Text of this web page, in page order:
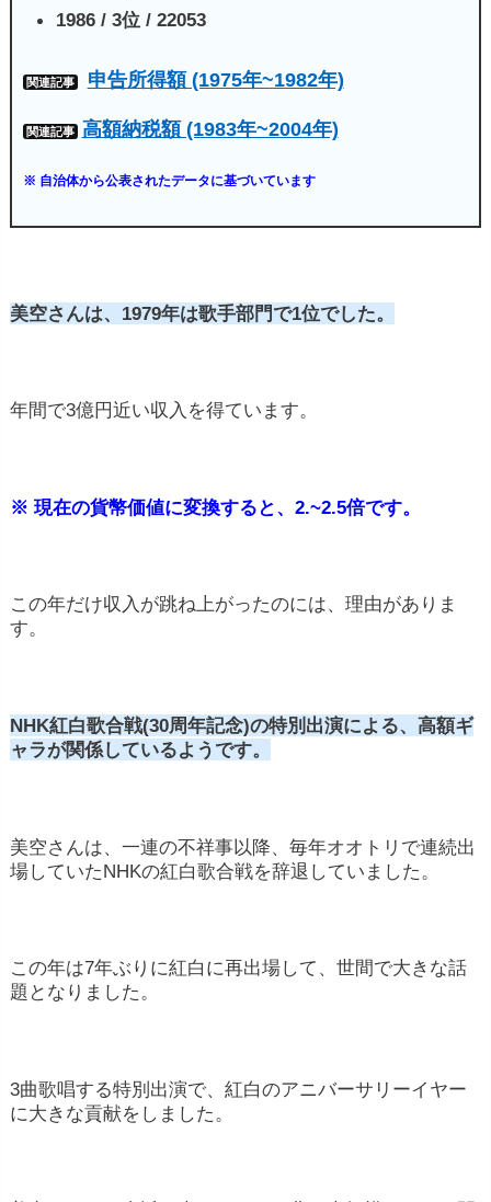
1986 / 3位 / 22053
関連記事 申告所得額 (1975年~1982年)
関連記事 高額納税額 (1983年~2004年)
※ 自治体から公表されたデータに基づいています
美空さんは、1979年は歌手部門で1位でした。
年間で3億円近い収入を得ています。
※ 現在の貨幣価値に変換すると、2.~2.5倍です。
この年だけ収入が跳ね上がったのには、理由がありま
す。
NHK紅白歌合戦(30周年記念)の特別出演による、 高額ギ
ャラが関係しているようです。
美空さんは、一連の不祥事以降、毎年オオトリで連続出
場していたNHKの紅白歌合戦を辞退していました。
この年は7年ぶりに紅白に再出場して、世間で大きな話
題となりました。
3曲歌唱する特別出演で、紅白のアニバーサリーイヤー
に大きな貢献をしました。